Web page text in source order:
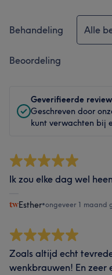
Behandeling Alle
Beoordeling
Geverifieerde
Geschreven door
kunt verwachten bij
Ik zou elke dag wel
Esther•ongeveer 1 maand
Zoals altijd echt
wenkbrauwen! En zeer